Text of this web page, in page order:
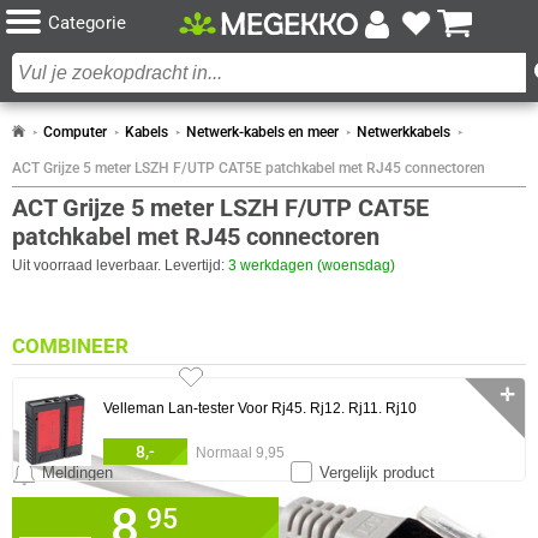
Categorie
Computer Kabels Netwerk-kabels en meer Netwerkkabels
ACT Grijze 5 meter LSZH F/UTP CAT5E patchkabel met RJ45 connectoren
ACT Grijze 5 meter LSZH F/UTP CAT5E
patchkabel met RJ45 connectoren
Uit voorraad leverbaar. Levertijd: 3 werkdagen (woensdag)
95 ✓ 30 dagen bedenktermijn!
Vergelijk product
Meldingen
COMBINEER
Velleman Lan-tester Voor Rj45. Rj12. Rj11. Rj10
8,- Normaal 9,95
✛
0 artikelen geselecteerd